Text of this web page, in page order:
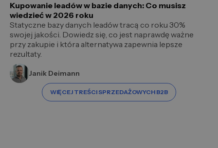
Kupowanie leadów w bazie danych: Co musisz
wiedzieć w 2026 roku
Statyczne bazy danych leadów tracą co roku 30%
swojej jakości. Dowiedz się, co jest naprawdę ważne
przy zakupie i która alternatywa zapewnia lepsze
rezultaty.
Janik Deimann
WIĘCEJ TREŚCI SPRZEDAŻOWYCH B2B